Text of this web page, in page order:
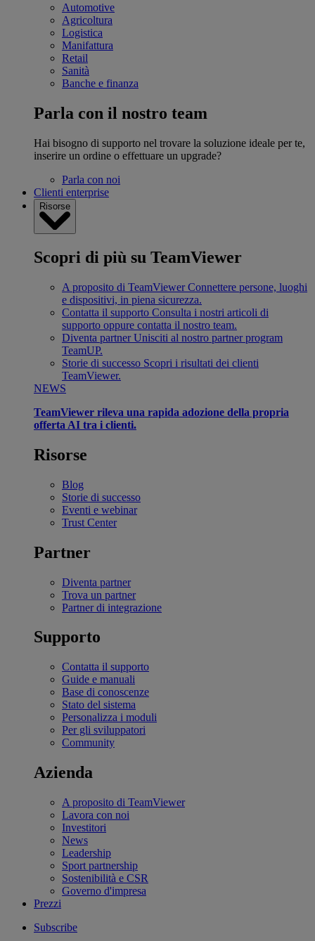
Automotive
Agricoltura
Logistica
Manifattura
Retail
Sanità
Banche e finanza
Parla con il nostro team
Hai bisogno di supporto nel trovare la soluzione ideale per te,
inserire un ordine o effettuare un upgrade?
Parla con noi
Clienti enterprise
Risorse
Scopri di più su TeamViewer
A proposito di TeamViewer Connettere persone, luoghi
e dispositivi, in piena sicurezza.
Contatta il supporto Consulta i nostri articoli di
supporto oppure contatta il nostro team.
Diventa partner Unisciti al nostro partner program
TeamUP.
Storie di successo Scopri i risultati dei clienti
TeamViewer.
NEWS
TeamViewer rileva una rapida adozione della propria
offerta AI tra i clienti.
Risorse
Blog
Storie di successo
Eventi e webinar
Trust Center
Partner
Diventa partner
Trova un partner
Partner di integrazione
Supporto
Contatta il supporto
Guide e manuali
Base di conoscenze
Stato del sistema
Personalizza i moduli
Per gli sviluppatori
Community
Azienda
A proposito di TeamViewer
Lavora con noi
Investitori
News
Leadership
Sport partnership
Sostenibilità e CSR
Governo d'impresa
Prezzi
Subscribe